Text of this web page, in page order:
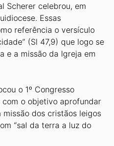
Scherer celebrou, em
Essas
referência o versículo
(Sl 47,9) que logo se
e a missão da Igreja em
o 1º Congresso
o objetivo aprofundar
dos cristãos leigos
“sal da terra a luz do